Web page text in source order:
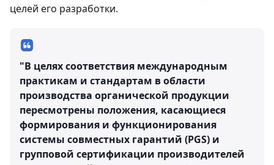
целей его разработки.
"В целях соответствия международным
практикам и стандартам в области
производства органической продукции
пересмотрены положения, касающиеся
формирования и функционирования
системы совместных гарантий (PGS) и
групповой сертификации производителей